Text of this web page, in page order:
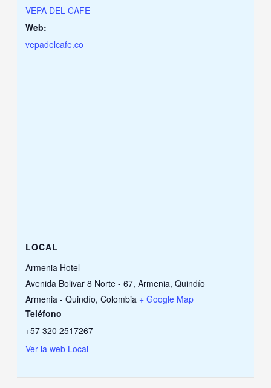
VEPA DEL CAFE
Web:
vepadelcafe.co
LOCAL
Armenia Hotel
Avenida Bolivar 8 Norte - 67, Armenia, Quindío
Armenia - Quindío, Colombia + Google Map
Teléfono
+57 320 2517267
Ver la web Local